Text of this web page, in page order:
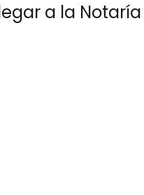
a la Notaría